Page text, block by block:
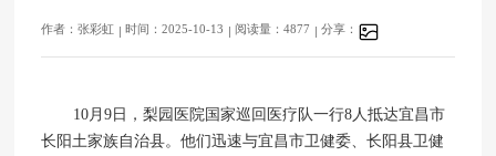
作者：张彩虹 时间：2025-10-13 阅读量：4877 分享：
10月9日，梨园医院国家巡回医疗队一行8人抵达宜昌市
长阳土家族自治县。他们迅速与宜昌市卫健委、长阳县卫健